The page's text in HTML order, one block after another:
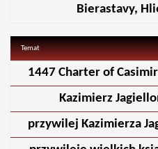
Bierastavy,
Temat
1447 Charter of
Kazimierz
przywilej Kazimierza